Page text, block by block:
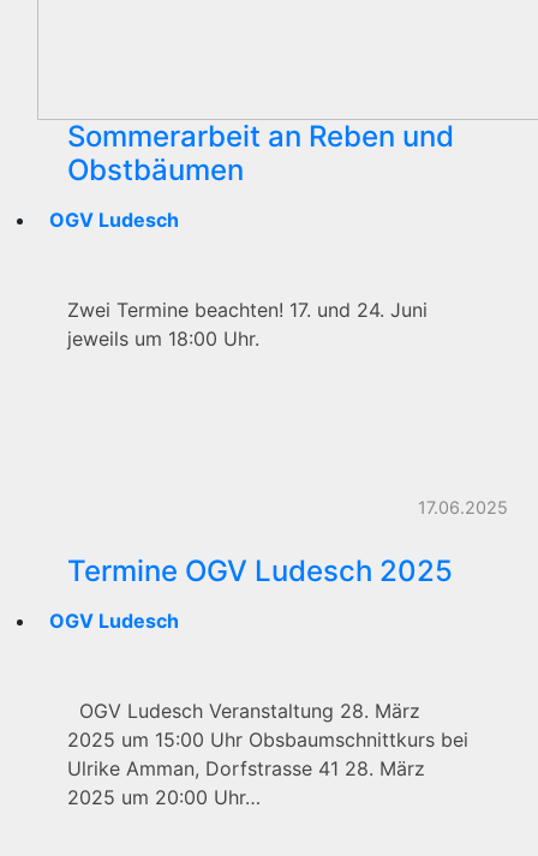
Sommerarbeit an Reben und
Obstbäumen
OGV Ludesch
Zwei Termine beachten! 17. und 24. Juni
jeweils um 18:00 Uhr.
17.06.2025
Termine OGV Ludesch 2025
OGV Ludesch
OGV Ludesch Veranstaltung 28. März
2025 um 15:00 Uhr Obsbaumschnittkurs bei
Ulrike Amman, Dorfstrasse 41 28. März
2025 um 20:00 Uhr…